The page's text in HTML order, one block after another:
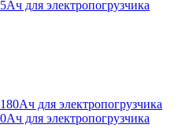
для электропогрузчика
для электропогрузчика